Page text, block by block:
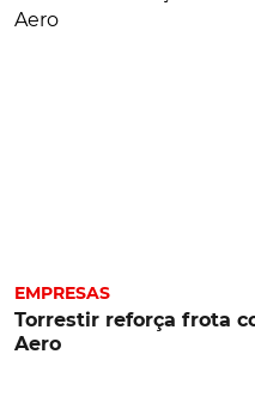
EMPRESAS
Torrestir reforça frota
Aero